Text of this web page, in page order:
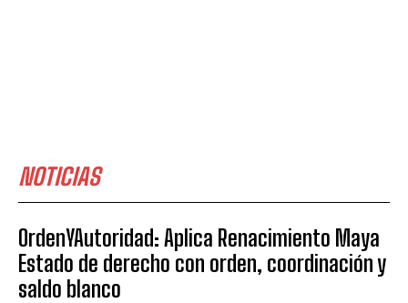
NOTICIAS
OrdenYAutoridad: Aplica Renacimiento Maya
Estado de derecho con orden, coordinación y
saldo blanco